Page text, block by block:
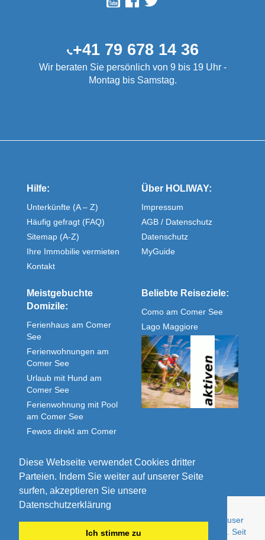
Diese Webseite verwendet Cookies dritter
Parteien. Indem Sie weiter auf unserer Seite
surfen, akzeptieren Sie unsere
Datenschutzerklärung
Ich stimme zu
+41 79 678 14 36
Wir beraten Sie persönlich von 9 bis 19 Uhr -
Montag bis Samstag.
Hilfe:
Unterkünfte (A – Z)
Häufig gefragt (FAQ)
Sitemap (A-Z)
Ihre Immobilie vermieten
Kontakt
Über HOLIWAY:
Impressum
AGB / Datenschutz
Datenschutz
MyGuide
Meistgebuchte
Domizile:
Ferienhaus am Comer
See
Ferienwohnungen am
Comer See
Urlaub mit Hund am
Comer See
Ferienwohnung mit Pool
am Comer See
Fewos direkt am Comer
Unterkunft Comer See
Beliebte Reiseziele:
Como am Comer See
Lago Maggiore
© Comolake Homes - Ihr Zuhause im Urlaub. Ferienhäuser
und Ferienwohnungen von Privat - günstig und gepflegt. Seit